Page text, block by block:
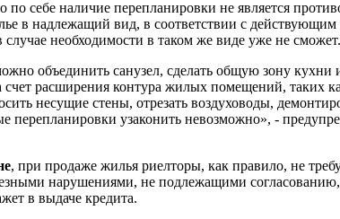
по себе наличие перепланировки не является
в надлежащий вид, в соответствии с
необходимости в таком же виде уже не сможет.
объединить санузел, сделать общую зону кухни
расширения контура жилых помещений, таких
несущие стены, отрезать воздуховоды,
перепланировки узаконить невозможно», -
, при продаже жилья риелторы, как правило, не
нарушениями, не подлежащими
в выдаче кредита.